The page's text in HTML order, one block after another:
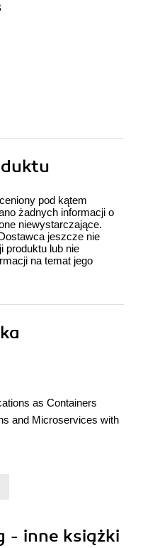
pod kątem
żadnych informacji o
niewystarczające.
jeszcze nie
produktu lub nie
na temat jego
as Containers
and Microservices with
Cosmos DB
- inne książki